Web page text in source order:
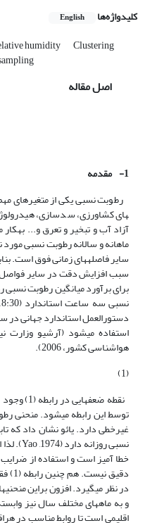
کلیدواژه‌ها English
humidity Clustering
اصل مقاله
1-
مقدمه
های کشاورزی، سدسازی،
آزاد آب و تبخیر و تعرق و...
ماهانه و سالانه رطوبت نسبی
سایر فاصله­های زمانی فوق است.
سبب افزایش دقت در سایر
دستورالعمل استاندارد جهانی در
استفاده می­شود (آرشیو وزارت
هواشناسی کشور، 2006).
(1)
نقطه
توسط این رابطه می­شود. منحنی
غیرخطی دارد. یائو نشان داد که
خطا آمیز است و استفاده از
در نظر می­گیرد. افزون براین
و به ماه­های مختلف سال نیز
اقلیمی است تا روابط مناسب در